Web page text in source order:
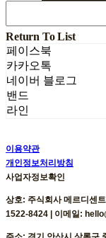
Return To List
페이스북
카카오톡
네이버 블로그
밴드
라인
이용약관
개인정보처리방침
사업자정보확인
상호: 주식회사 메르디센
1522-8424 | 이메일: